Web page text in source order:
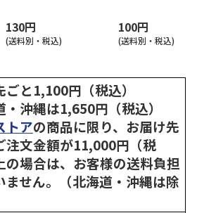
130円
(送料別・税込)
100円
(送料別・税込)
ごと1,100円（税込）
沖縄は1,650円（税込）
トアの商品に限り、お届け先
注文金額が11,000円（税
の場合は、お客様の送料負担
ません。（北海道・沖縄は除